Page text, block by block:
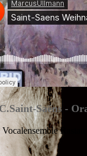
Saëns -
Vocalensemble Rastatt